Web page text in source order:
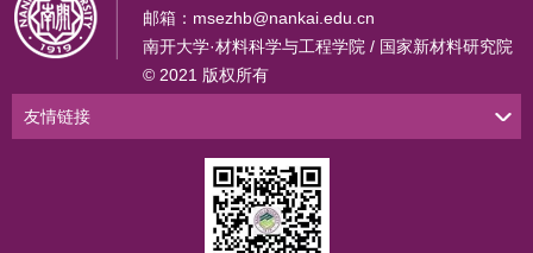
邮箱：msezhb@nankai.edu.cn
南开大学·材料科学与工程学院 / 国家新材料研究院
© 2021 版权所有
友情链接